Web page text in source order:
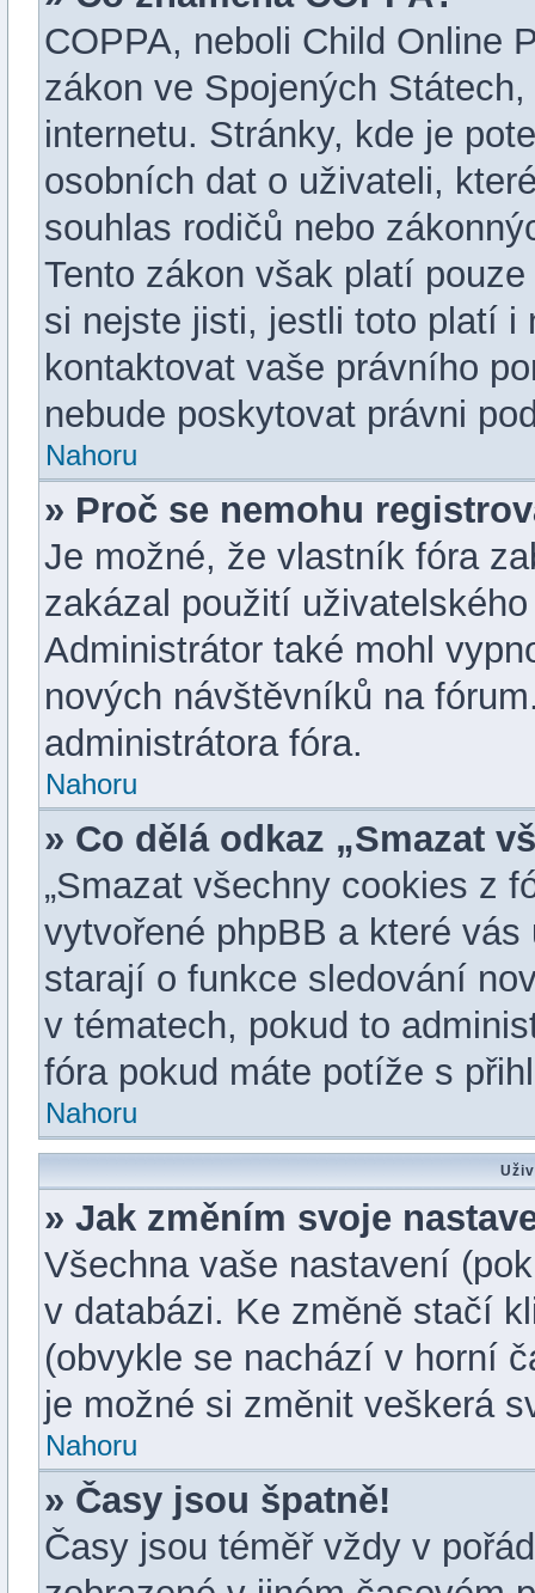
COPPA, neboli Child Online
zákon ve Spojených
internetu. Stránky, kde je
osobních dat o uživateli,
souhlas rodičů nebo
Tento zákon však platí
si nejste jisti, jestli toto platí i
kontaktovat vaše právního
nebude poskytovat právni
Nahoru
» Proč se nemohu
Je možné, že vlastník fóra
zakázal použití
Administrátor také mohl
nových návštěvníků na
administrátora fóra.
Nahoru
» Co dělá odkaz „Smazat
„Smazat všechny cookies z
vytvořené phpBB a které
starají o funkce sledování
v tématech, pokud to
fóra pokud máte potíže s
Nahoru
» Jak změním svoje
Všechna vaše nastavení
v databázi. Ke změně stačí
(obvykle se nachází v horní
je možné si změnit veškerá
Nahoru
» Časy jsou špatně!
Časy jsou téměř vždy v